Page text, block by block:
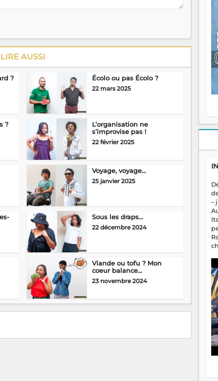
LIRE AUSSI
? Écolo ou pas Écolo ?
22 mars 2025
?
L’organisation ne
s’improvise pas !
22 février 2025
Voyage, voyage…
25 janvier 2025
Sous les draps…
22 décembre 2024
Viande ou tofu ? Mon
coeur balance…
23 novembre 2024
–